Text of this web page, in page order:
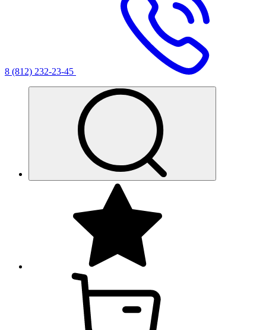
8 (812) 232-23-45